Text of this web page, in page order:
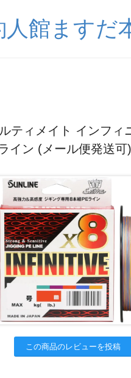
人館ますだ
ティメイト インフィ
イン (メール便発送可
この商品のレビューを投稿